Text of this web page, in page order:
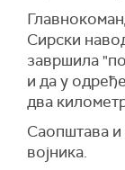
Сирски
завршила
и да у
два
Саопштава и
војника.